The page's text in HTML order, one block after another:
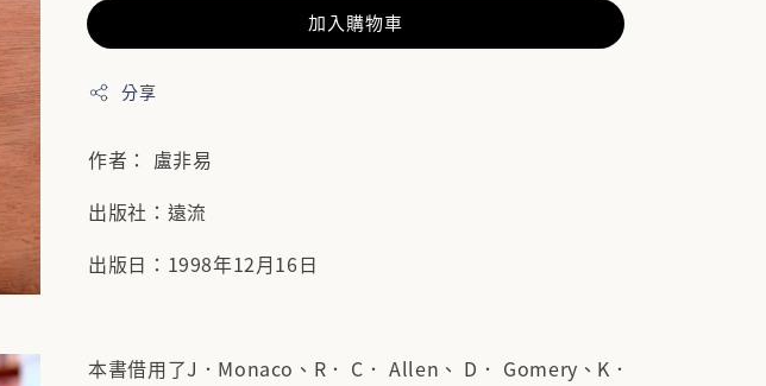
加入購物車
分享
作者： 盧非易
出版社：遠流
出版日：1998年12月16日
本書借用了J．Monaco、R． C． Allen、 D． Gomery、K．